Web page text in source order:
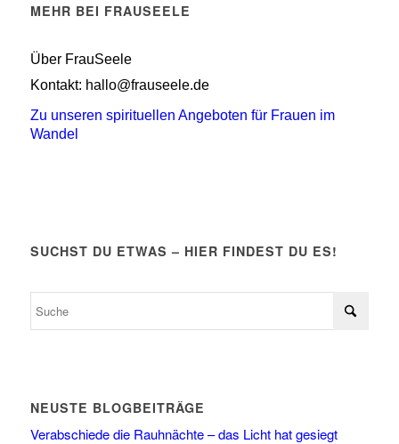
MEHR BEI FRAUSEELE
Über FrauSeele
Kontakt: hallo@frauseele.de
Zu unseren spirituellen Angeboten für Frauen im
Wandel
SUCHST DU ETWAS – HIER FINDEST DU ES!
NEUSTE BLOGBEITRÄGE
Verabschiede die Rauhnächte – das Licht hat gesiegt